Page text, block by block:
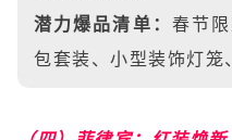
潜力爆品清单： 春节
包套装、小型装饰灯笼